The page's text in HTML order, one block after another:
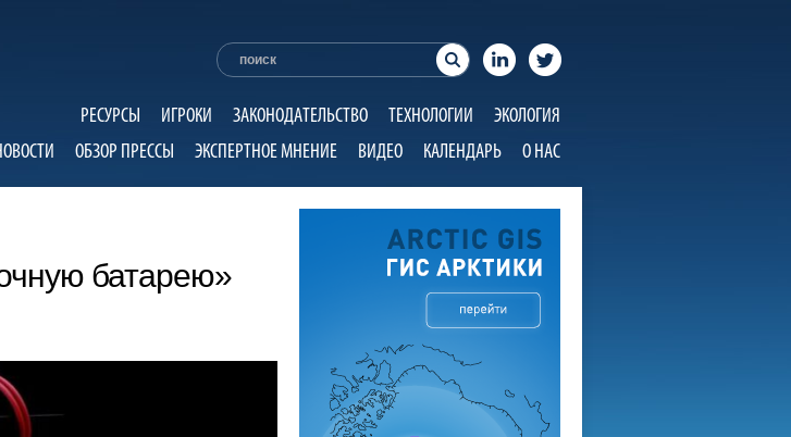
РЕСУРСЫ ИГРОКИ ЗАКОНОДАТЕЛЬСТВО ТЕХНОЛОГИИ
ЭКОЛОГИЯ
ОБЗОР ПРЕССЫ ЭКСПЕРТНОЕ МНЕНИЕ ВИДЕО КАЛЕНДАРЬ О НАС
батарею»